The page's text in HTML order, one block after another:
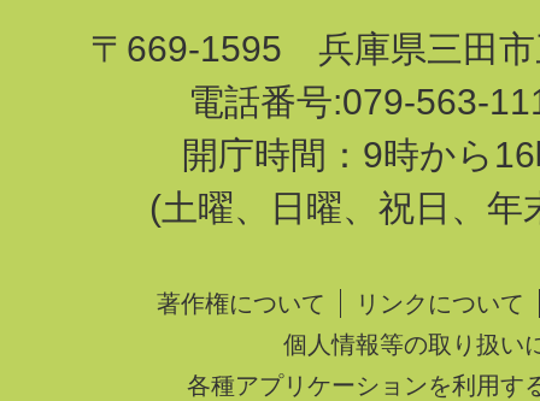
〒669-1595 兵庫県三田市
電話番号:079-563-
開庁時間：9時から
(土曜、日曜、祝日、年
著作権について
リンクについて
個人情報等の取り扱い
各種アプリケーションを利用す